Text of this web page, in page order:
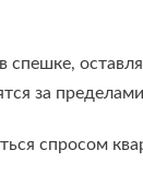
за
спросом